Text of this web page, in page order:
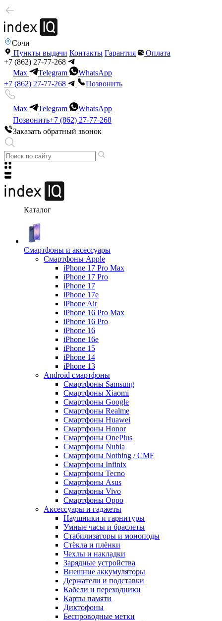
Сочи
Пункты выдачи Контакты Гарантия
Оплата
+7 (862) 27-77-268
Max
Telegram
WhatsApp
+7 (862) 27-77-268
Позвонить
Max Telegram
WhatsApp
Позвонить+7 (862) 27-77-268
Заказать обратный звонок
Каталог
Смартфоны и аксессуары
Смартфоны Apple
iPhone 17 Pro Max
iPhone 17 Pro
iPhone 17
iPhone 17e
iPhone Air
iPhone 16 Pro Max
iPhone 16 Pro
iPhone 16
iPhone 16e
iPhone 15
iPhone 14
iPhone 13
Android cмартфоны
Смартфоны Samsung
Смартфоны Xiaomi
Смартфоны Google
Смартфоны Realme
Смартфоны Huawei
Смартфоны Honor
Смартфоны OnePlus
Смартфоны Nubia
Смартфоны Nothing / CMF
Смартфоны Infinix
Смартфоны Tecno
Смартфоны Asus
Смартфоны Vivo
Смартфоны Oppo
Аксессуары и гаджеты
Наушники и гарнитуры
Умные часы и браслеты
Стабилизаторы и моноподы
Стёкла и плёнки
Чехлы и накладки
Зарядные устройства
Внешние аккумуляторы
Держатели и подставки
Кабели и переходники
Карты памяти
Диктофоны
Беспроводные метки